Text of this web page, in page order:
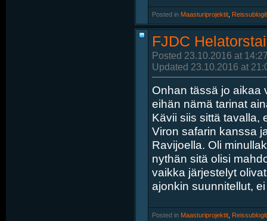
Posted in Maasturiprojektit Reissublogit
FJDC
Posted 23.10.2016 at
Updated 23.10.2016 at
Onhan tässä jo aikaa
eihän nämä tarinat
Kävii siis sittä tavalla,
Viron safarin kanssa
Ravijoella. Oli
nythän sitä olisi
vaikka järjestelyt
ajonkin suunnitellut,
Posted in Maasturiprojektit Reissublogit